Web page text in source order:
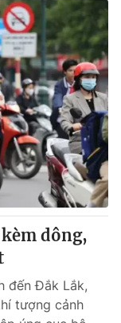
483/GP-BTTTT
Quốc Thắng,
932
dông,
đến Đắk Lắk,
tượng cảnh